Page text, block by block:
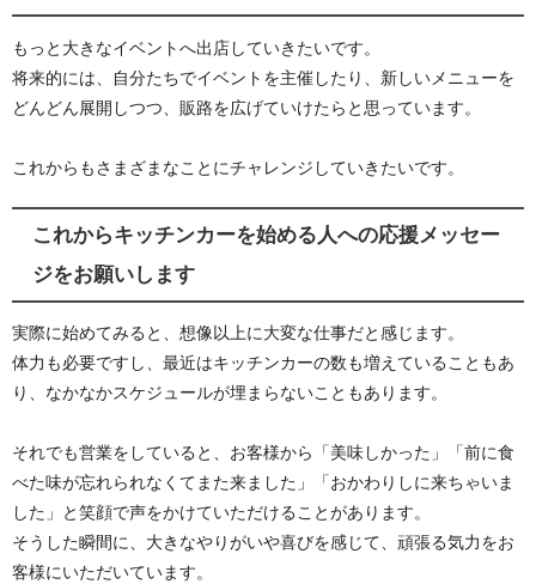
もっと大きなイベントへ出店していきたいです。
将来的には、自分たちでイベントを主催したり、新しいメニューを
どんどん展開しつつ、販路を広げていけたらと思っています。
これからもさまざまなことにチャレンジしていきたいです。
これからキッチンカーを始める人への応援メッセー
ジをお願いします
実際に始めてみると、想像以上に大変な仕事だと感じます。
体力も必要ですし、最近はキッチンカーの数も増えていることもあ
り、なかなかスケジュールが埋まらないこともあります。
それでも営業をしていると、お客様から「美味しかった」「前に食
べた味が忘れられなくてまた来ました」「おかわりしに来ちゃいま
した」と笑顔で声をかけていただけることがあります。
そうした瞬間に、大きなやりがいや喜びを感じて、頑張る気力をお
客様にいただいています。